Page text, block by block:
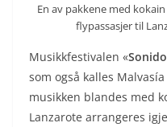
En av pakkene med
flypassasjer til
Musikkfestivalen «
som også kalles
musikken blandes med
Lanzarote arrangeres